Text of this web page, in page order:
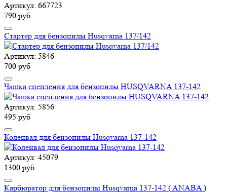
Артикул: 667723
790 руб
Стартер для бензопилы Husqvarna 137/142
Артикул: 5846
700 руб
Чашка сцепления для бензопилы HUSQVARNA 137-142
Артикул: 5856
495 руб
Коленвал для бензопилы Husqvarna 137-142
Артикул: 45079
1300 руб
Карбюратор для бензопилы Husqvarna 137-142 ( ANABA )